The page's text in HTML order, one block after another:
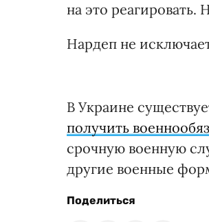
на это
Нардеп не
В Украине
получить
срочную военную
другие военные
Поделиться